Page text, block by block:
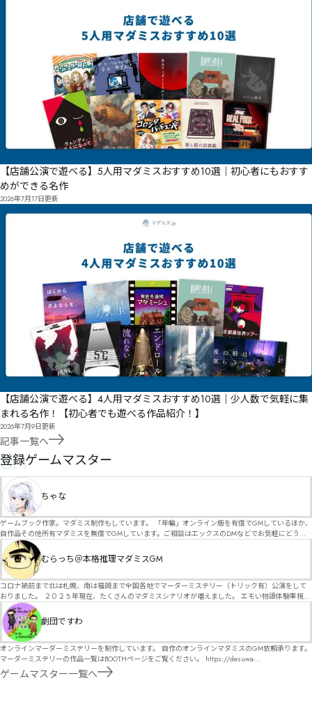
【店舗公演で遊べる】5人用マダミスおすすめ10選｜初心者にもおすす
めができる名作
2026年7月17日更新
【店舗公演で遊べる】4人用マダミスおすすめ10選｜少人数で気軽に集
まれる名作！【初心者でも遊べる作品紹介！】
2026年7月9日更新
記事一覧へ
GM
登録ゲームマスター
ちゃな
ゲームブック作家。マダミス制作もしています。 「年輪」オンライン版を有償でGMしているほか、
自作品その他所有マダミスを無償でGMしています。ご相談はエックスのDMなどでお気軽にどう
ぞ。
むらっち＠本格推理マダミスGM
コロナ禍前まで北は札幌、南は福岡まで全国各地でマーダーミステリー（トリック有）公演をして
おりました。 ２０２５年現在、たくさんのマダミスシナリオが増えました。 エモい物語体験重視の
シナリオがマダミス・マーダーミステリーというジャンル名でたくさんあるため、そのようなシナ
リオは簡単に遊べます。 しかし、２～３時間ずっと考え＆議論して、見たことないトリックが解け
る閃きや犯人として逃げ切る楽しみのある本格推理マーダーミステリーを見つけることが難しくな
劇団ですわ
オンラインマーダーミステリーを制作しています。 自作のオンラインマダミスのGM依頼承ります。
マーダーミステリーの作品一覧はBOOTHページをご覧ください。 https://desuwa-
madamisu.booth.pm/ 以下注意事項をご一読、同意の上で、予約フォームからご連絡ください。
■GM依頼の注意事項■ ①依頼をする作品のＢＯＯＴＨの概要を確認した上で、依頼してくださ
ゲームマスター一覧へ